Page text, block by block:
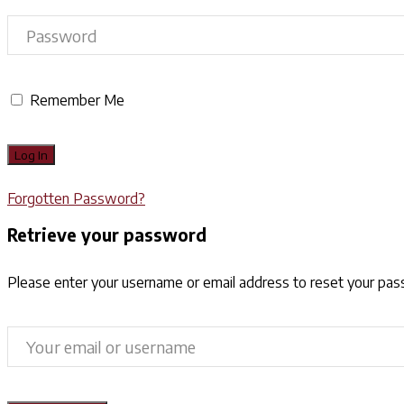
Remember Me
Forgotten Password?
Retrieve your password
Please enter your username or email address to reset your